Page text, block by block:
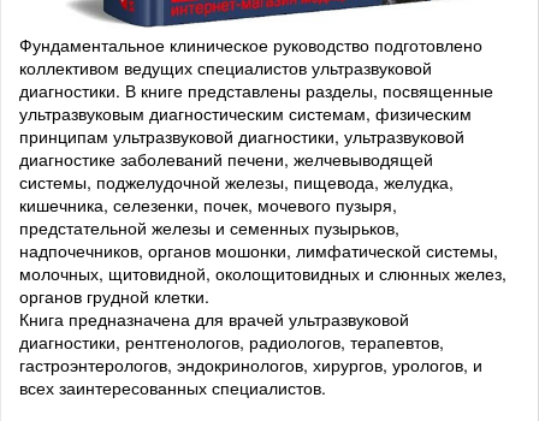
Фундаментальное клиническое руководство подготовлено
коллективом ведущих специалистов ультразвуковой
диагностики. В книге представлены разделы, посвященные
ультразвуковым диагностическим системам, физическим
принципам ультразвуковой диагностики, ультразвуковой
диагностике заболеваний печени, желчевыводящей
системы, поджелудочной железы, пищевода, желудка,
кишечника, селезенки, почек, мочевого пузыря,
предстательной железы и семенных пузырьков,
надпочечников, органов мошонки, лимфатической системы,
молочных, щитовидной, околощитовидных и слюнных желез,
органов грудной клетки.
Книга предназначена для врачей ультразвуковой
диагностики, рентгенологов, радиологов, терапевтов,
гастроэнтерологов, эндокринологов, хирургов, урологов, и
всех заинтересованных специалистов.